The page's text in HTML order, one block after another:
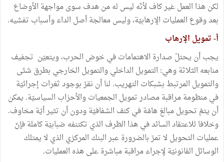
لكن هذا العمل غير كاف لأنّه ليس له من هدف سوى مواجهة الأوضاع
بعد وقوع العمليات الإرهابيّة، وليس معالجة أصل الداء وأسباب تفشيه.
أ- تمويل الإرهاب
يجب أن يحتلّ صدارة الاهتمامات في خوض الحرب، ويتعيّن تجفيف
منابعه الثلاثة وهي: التمويل الداخلي والتمويل الخارجي بطرق شتّى
والتمويل المرتبط بشبكات التهريب. لنا أن نقرّ بوجود ثغرات إجرائيّة
في منظومة مراقبة مصادر تمويل الجمعيات والأحزاب السياسيّة. يمكن
أن يتمّ تحويل مبالغ هامّة في كنف الشفافيّة ودون أن تثير أيّة مخاوف.
وخلافا للاعتقاد السائد في هذا الظرف الذي تكتنفه ضبابيّة كاملة فإنّ
عمليات التحويل لا تمرّ بالضرورة عبر البنك المركزي الذي لا يمتلك
الوسائل القانونيّة لإجراء مراقبة مباشرة على هذه العمليات.